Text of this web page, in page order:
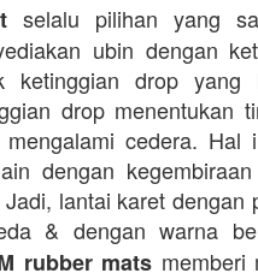
selalu pilihan yang
ubin dengan
ketinggian drop
drop menentukan
mengalami cedera. Hal
dengan
lantai karet dengan
& dengan warna
rubber mats memberi